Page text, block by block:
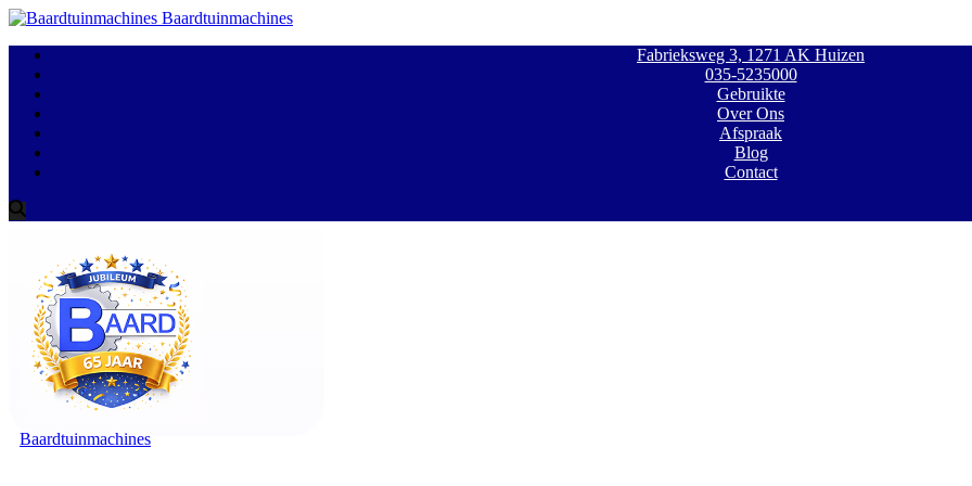
Baardtuinmachines
Fabrieksweg 3, 1271 AK Huizen
035-5235000
Gebruikte
Over Ons
Afspraak
Blog
Contact
Baardtuinmachines